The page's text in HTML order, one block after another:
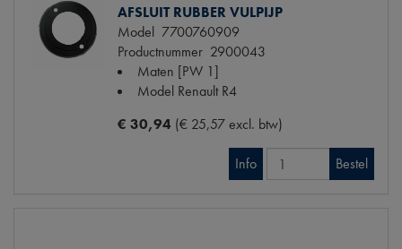
AFSLUIT RUBBER VULPIJP
Model 7700760909
Productnummer 2900043
Maten [PW 1]
Model Renault R4
€ 30,94 (€ 25,57 excl. btw)
Info Bestel